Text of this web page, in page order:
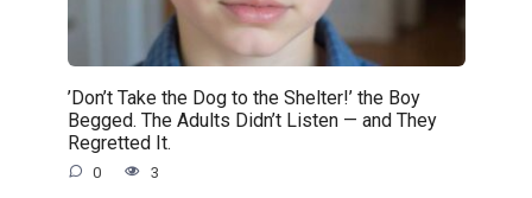
’Don’t Take the Dog to the Shelter!’ the Boy
Begged. The Adults Didn’t Listen — and They
Regretted It.
0 3